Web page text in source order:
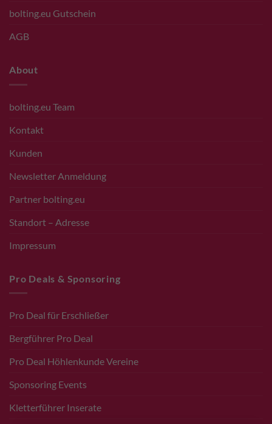
bolting.eu Gutschein
AGB
About
bolting.eu Team
Kontakt
Kunden
Newsletter Anmeldung
Partner bolting.eu
Standort – Adresse
Impressum
Pro Deals & Sponsoring
Pro Deal für Erschließer
Bergführer Pro Deal
Pro Deal Höhlenkunde Vereine
Sponsoring Events
Kletterführer Inserate